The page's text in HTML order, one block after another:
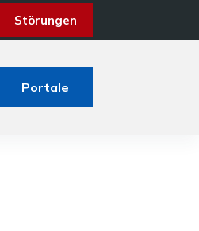
Störungen
Portale